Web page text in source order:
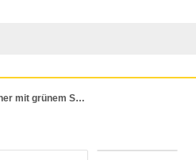
Urinbecher mit grünem Schraubdeckel 100 ml (500 Stück)